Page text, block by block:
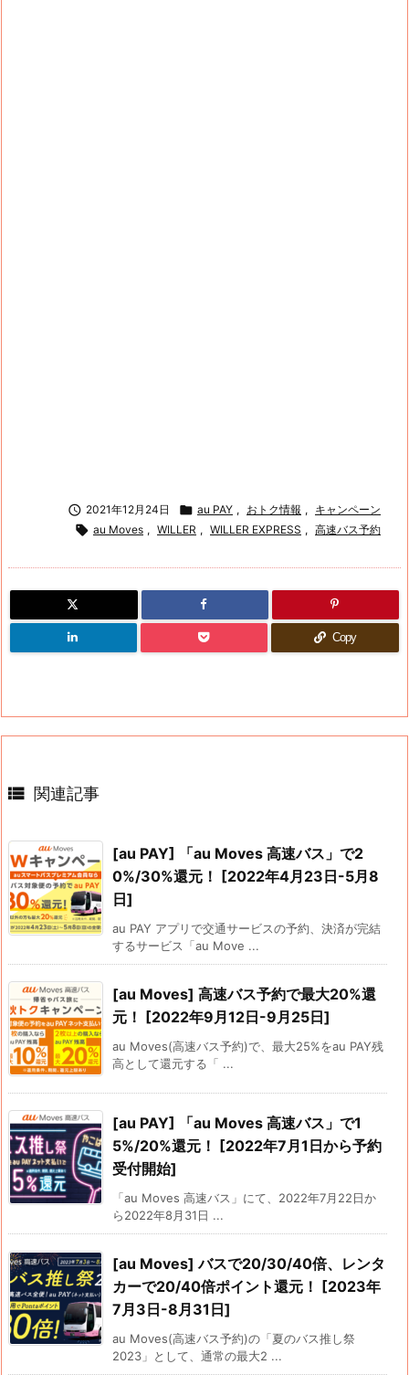
 2021年12月24日  au PAY , おトク情報 , キャンペーン
 au Moves , WILLER , WILLER EXPRESS , 高速バス予約
Copy
 関連記事
[au PAY] 「au Moves 高速バス」で2
0%/30%還元！ [2022年4月23日-5月8
日]
au PAY アプリで交通サービスの予約、決済が完結
するサービス「au Move ...
[au Moves] 高速バス予約で最大20%還
元！ [2022年9月12日-9月25日]
au Moves(高速バス予約)で、最大25%をau PAY残
高として還元する「 ...
[au PAY] 「au Moves 高速バス」で1
5%/20%還元！ [2022年7月1日から予約
受付開始]
「au Moves 高速バス」にて、2022年7月22日か
ら2022年8月31日 ...
[au Moves] バスで20/30/40倍、レンタ
カーで20/40倍ポイント還元！ [2023年
7月3日-8月31日]
au Moves(高速バス予約)の「夏のバス推し祭
2023」として、通常の最大2 ...